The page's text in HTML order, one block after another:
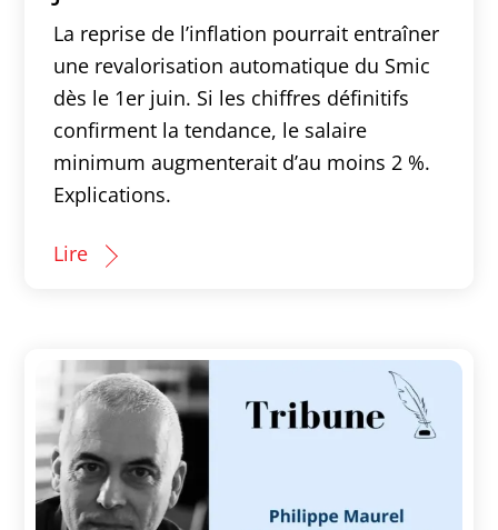
La reprise de l’inflation pourrait entraîner
une revalorisation automatique du Smic
dès le 1er juin. Si les chiffres définitifs
confirment la tendance, le salaire
minimum augmenterait d’au moins 2 %.
Explications.
Lire